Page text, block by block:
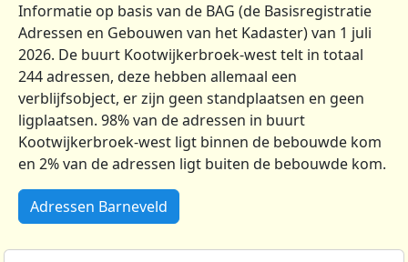
Informatie op basis van de BAG (de Basisregistratie
Adressen en Gebouwen van het Kadaster) van 1 juli
2026. De buurt Kootwijkerbroek-west telt in totaal
244 adressen, deze hebben allemaal een
verblijfsobject, er zijn geen standplaatsen en geen
ligplaatsen. 98% van de adressen in buurt
Kootwijkerbroek-west ligt binnen de bebouwde kom
en 2% van de adressen ligt buiten de bebouwde kom.
Adressen Barneveld